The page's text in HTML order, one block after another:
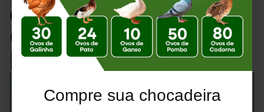
Compre sua chocadeira
de Isopor: Guia
Completo para
Preparo e Uso